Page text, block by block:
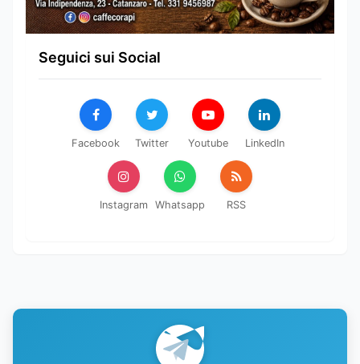
Seguici sui Social
Facebook Twitter Youtube LinkedIn
Instagram Whatsapp RSS